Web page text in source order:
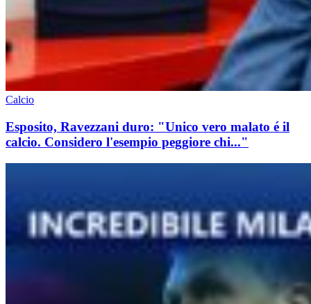
Calcio
Esposito, Ravezzani duro: "Unico vero malato é il
calcio. Considero l'esempio peggiore chi..."